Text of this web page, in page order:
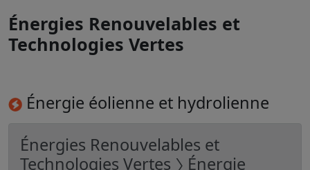
Énergies Renouvelables et
Technologies Vertes
Énergie éolienne et hydrolienne
Énergies Renouvelables et
Technologies Vertes 〉 Énergie